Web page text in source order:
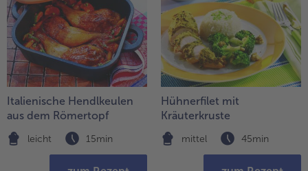
Italienische Hendlkeulen
aus dem Römertopf
leicht 15min
Hühnerfilet mit
Kräuterkruste
mittel 45min